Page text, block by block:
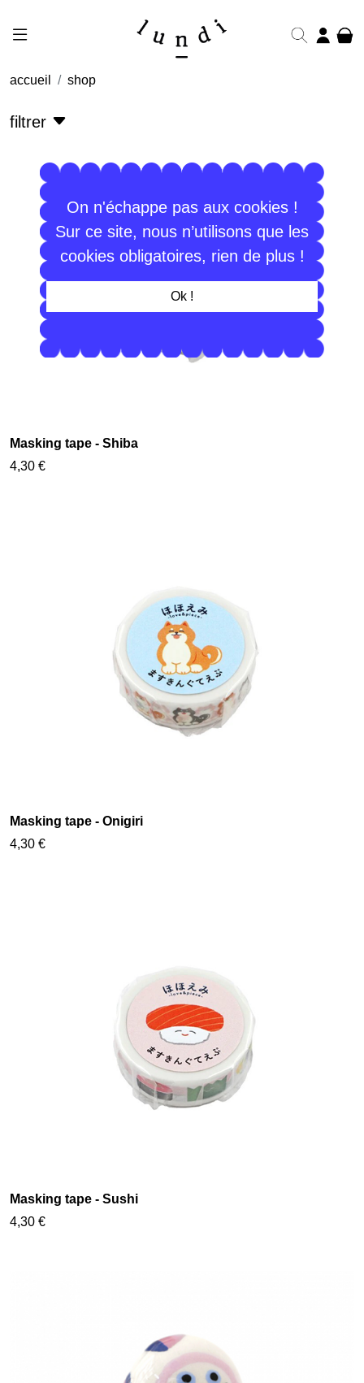
On n'échappe pas aux cookies !
Sur ce site, nous n’utilisons que les
cookies obligatoires, rien de plus !
Ok !
accueil shop
filtrer
Masking tape - Shiba
4,30 €
Masking tape - Onigiri
4,30 €
Masking tape - Sushi
4,30 €